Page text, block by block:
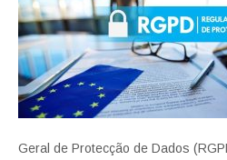
Geral de Protecção de Dados